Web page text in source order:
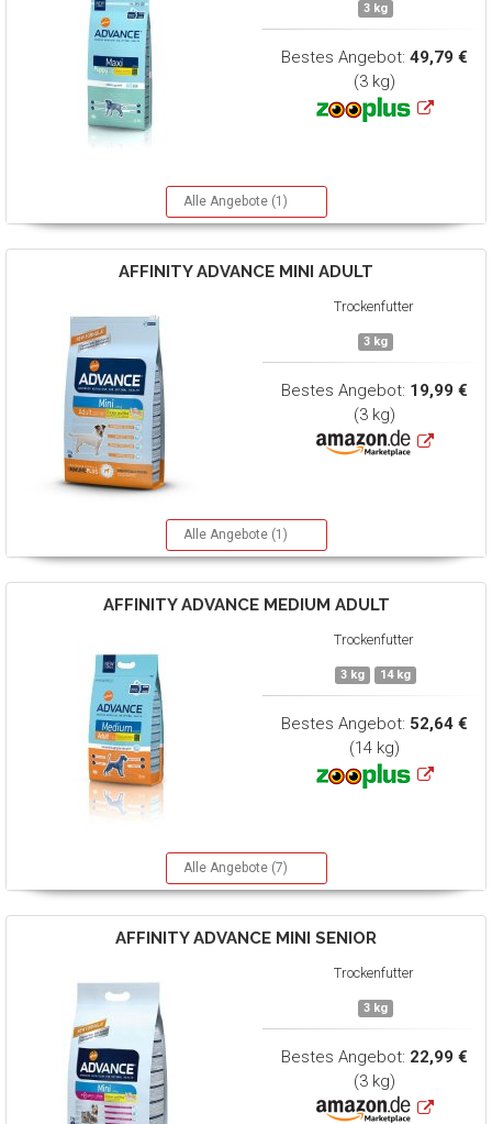
3 kg
Bestes Angebot: 49,79 €
(3 kg)
Alle Angebote (1)
AFFINITY ADVANCE MINI ADULT
Trockenfutter
3 kg
Bestes Angebot: 19,99 €
(3 kg)
Alle Angebote (1)
AFFINITY ADVANCEMEDIUM ADULT
Trockenfutter
3 kg 14 kg
Bestes Angebot: 52,64 €
(14 kg)
Alle Angebote (7)
AFFINITY ADVANCE MINI SENIOR
Trockenfutter
3 kg
Bestes Angebot: 22,99 €
(3 kg)